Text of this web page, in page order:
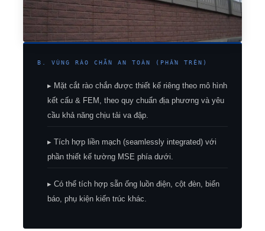
B. VÙNG RÀO CHẮN AN TOÀN (PHẦN TRÊN)
▸ Mặt cắt rào chắn được thiết kế riêng theo mô hình
kết cấu & FEM, theo quy chuẩn địa phương và yêu
cầu khả năng chịu tải va đập.
▸ Tích hợp liền mạch (seamlessly integrated) với
phần thiết kế tường MSE phía dưới.
▸ Có thể tích hợp sẵn ống luồn điện, cột đèn, biển
báo, phụ kiện kiến trúc khác.